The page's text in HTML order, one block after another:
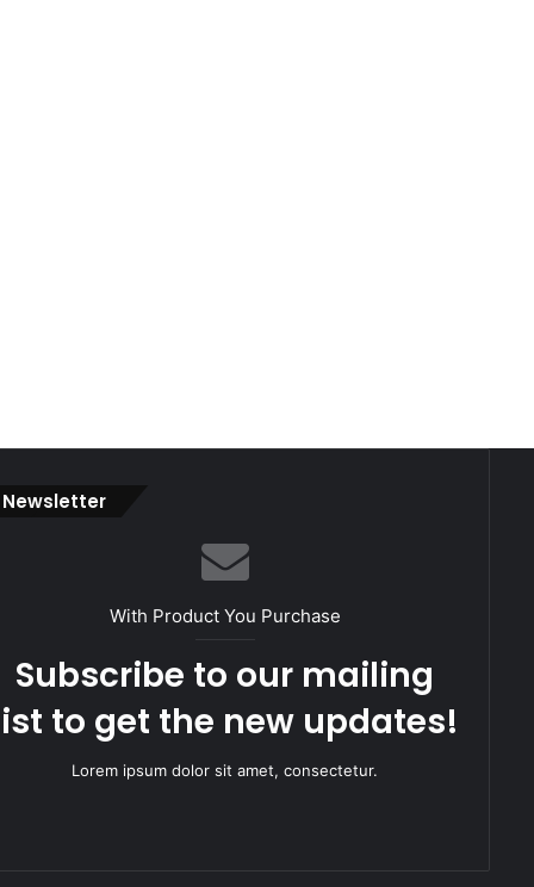
Newsletter
With Product You Purchase
Subscribe to our mailing
to get the new updates!
Lorem ipsum dolor sit amet, consectetur.